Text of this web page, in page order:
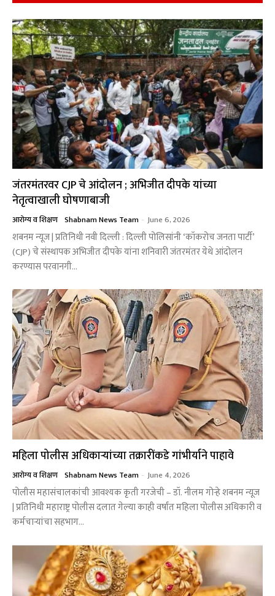
जंतरमंतरवर CJP चे आंदोलन ; अभिजीत दीपके यांच्या
नेतृत्वाखाली घोषणाबाजी
आरोग्य व शिक्षण Shabnam News Team - June 6, 2026
शबनम न्यूज | प्रतिनिधी नवी दिल्ली : दिल्ली पोलिसांनी ‘कॉकरोच जनता पार्टी’
(CJP) चे संस्थापक अभिजीत दीपके यांना शनिवारी जंतरमंतर येथे आंदोलन
करण्यास परवानगी...
महिला पोलीस अधिकाऱ्यांच्या तक्रारींकडे गांभीर्याने पाहावे
आरोग्य व शिक्षण Shabnam News Team - June 4, 2026
पोलीस महासंचालकांची आवश्यक कृती गरजेची – डॉ. नीलम गोऱ्हे शबनम न्यूज
| प्रतिनिधी महाराष्ट्र पोलीस दलात गेल्या काही वर्षांत महिला पोलीस अधिकारी व
कर्मचाऱ्यांचा सहभाग...